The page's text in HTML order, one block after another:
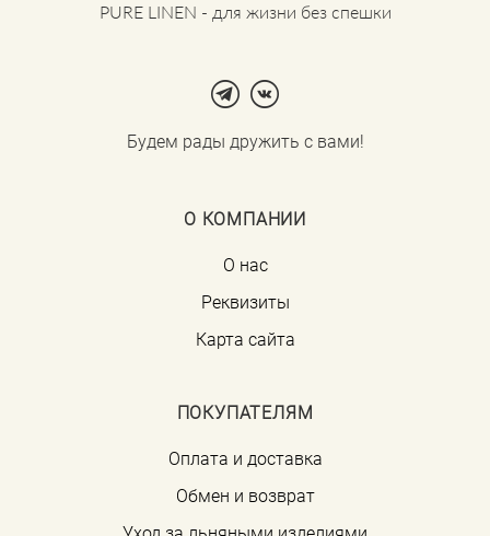
PURE LINEN - для жизни без спешки
Будем рады дружить с вами!
О КОМПАНИИ
О нас
Реквизиты
Карта сайта
ПОКУПАТЕЛЯМ
Оплата и доставка
Обмен и возврат